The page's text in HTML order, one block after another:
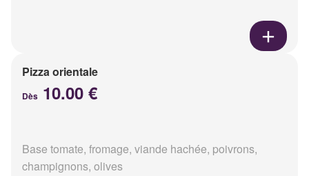
Pizza orientale
Dès 10.00 €
Base tomate, fromage, viande hachée, poivrons,
champignons, olives